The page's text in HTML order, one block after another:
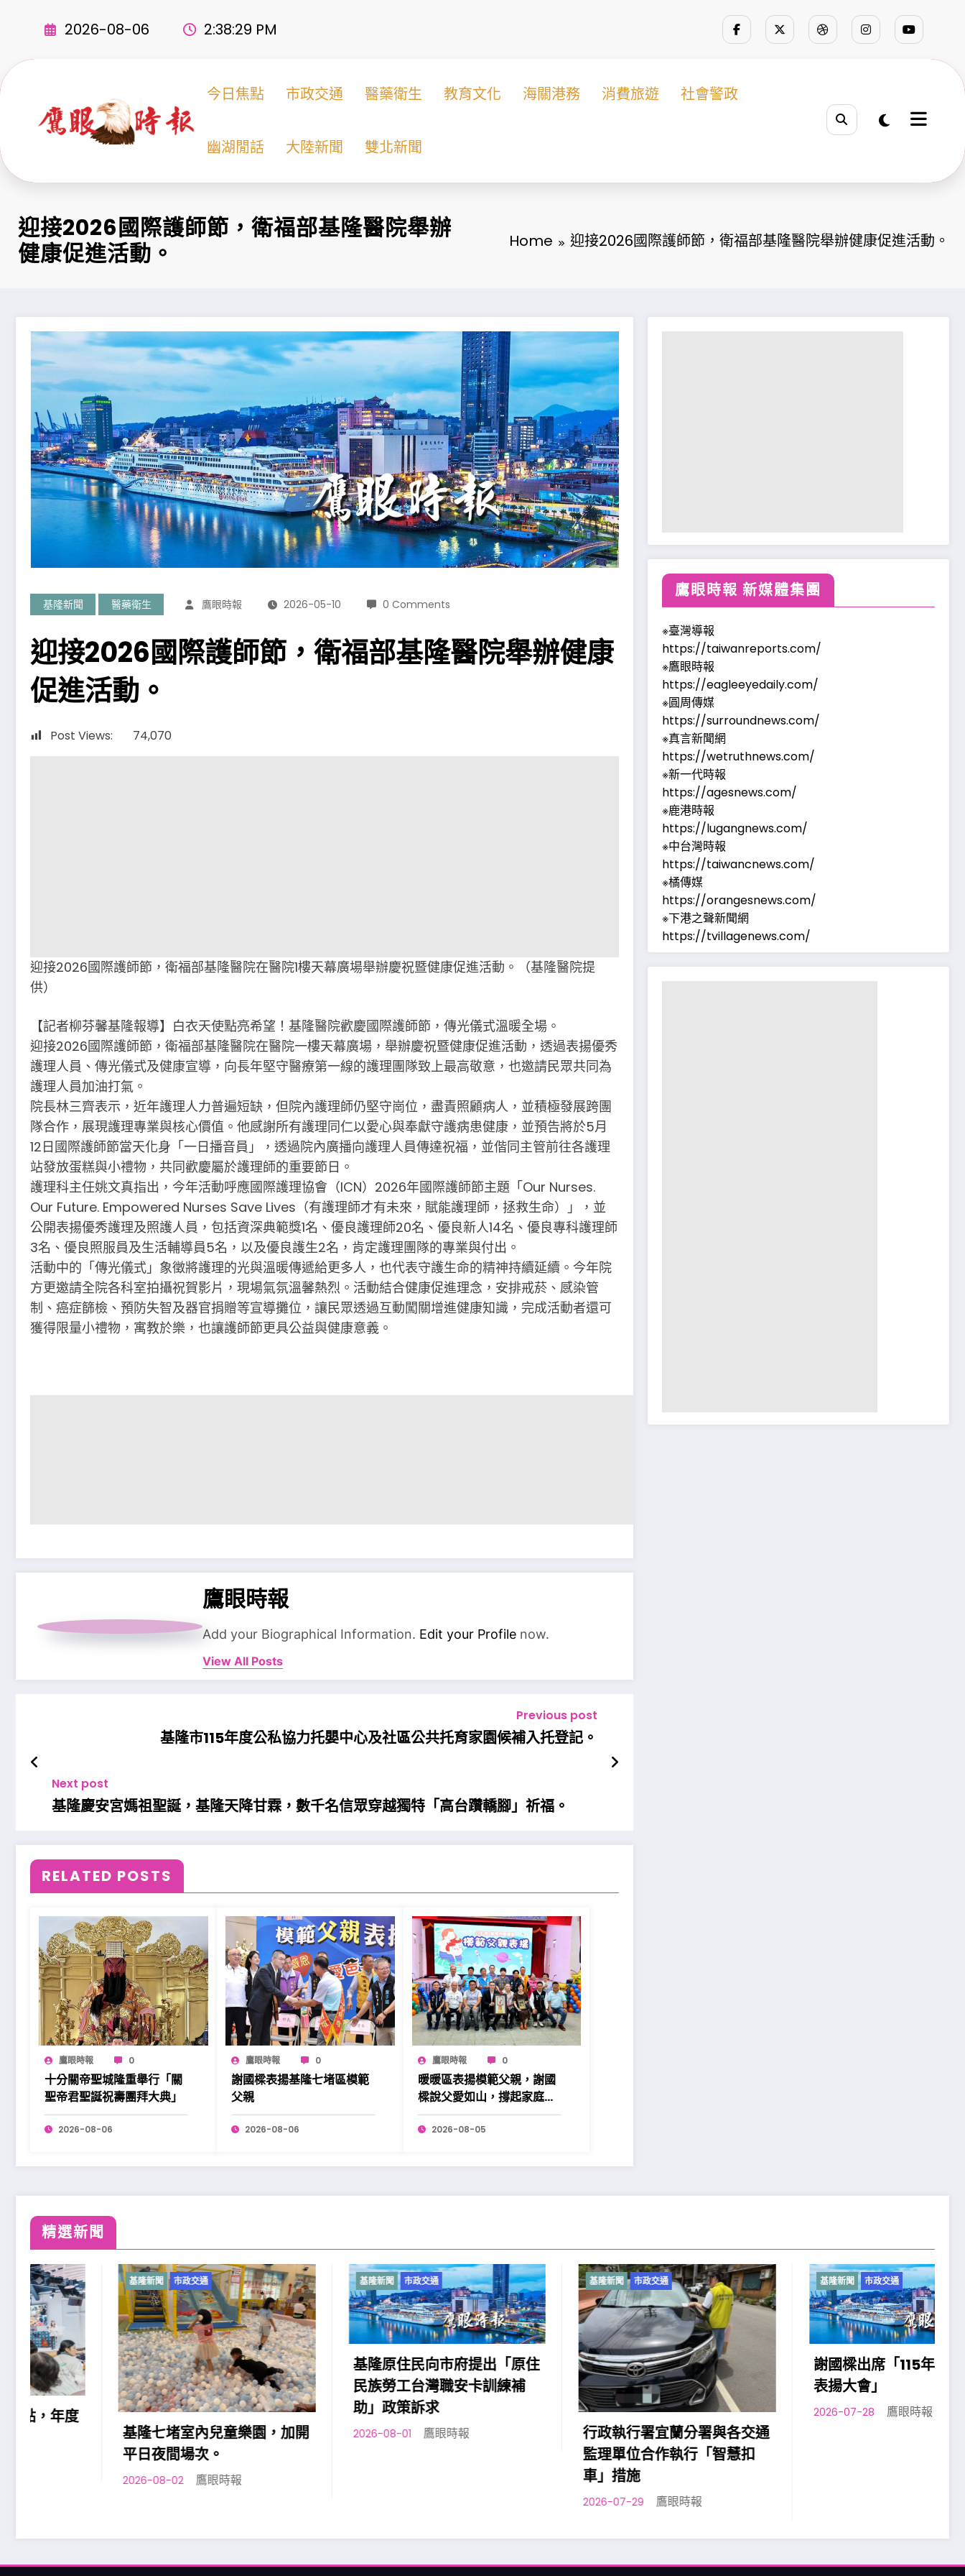
2026-08-06 2:38:30 PM
今日焦點 市政交通 醫藥衛生 教育文化 海關港務 消費旅遊 社會警政
幽湖閒話 大陸新聞 雙北新聞
迎接2026國際護師節，衛福部基隆醫院舉辦
健康促進活動。
Home 迎接2026國際護師節，衛福部基隆醫院舉辦健康促進活動。
基隆新聞 醫藥衛生 鷹眼時報 2026-05-10 0 Comments
迎接2026國際護師節，衛福部基隆醫院舉辦健康
促進活動。
Post Views: 74,070
迎接2026國際護師節，衛福部基隆醫院在醫院1樓天幕廣場舉辦慶祝暨健康促進活動。（基隆醫院提
供）
【記者柳芬馨基隆報導】白衣天使點亮希望！基隆醫院歡慶國際護師節，傳光儀式溫暖全場。
迎接2026國際護師節，衛福部基隆醫院在醫院一樓天幕廣場，舉辦慶祝暨健康促進活動，透過表揚優秀
護理人員、傳光儀式及健康宣導，向長年堅守醫療第一線的護理團隊致上最高敬意，也邀請民眾共同為
護理人員加油打氣。
院長林三齊表示，近年護理人力普遍短缺，但院內護理師仍堅守崗位，盡責照顧病人，並積極發展跨團
隊合作，展現護理專業與核心價值。他感謝所有護理同仁以愛心與奉獻守護病患健康，並預告將於5月
12日國際護師節當天化身「一日播音員」，透過院內廣播向護理人員傳達祝福，並偕同主管前往各護理
站發放蛋糕與小禮物，共同歡慶屬於護理師的重要節日。
護理科主任姚文真指出，今年活動呼應國際護理協會（ICN）2026年國際護師節主題「Our Nurses.
Our Future. Empowered Nurses Save Lives（有護理師才有未來，賦能護理師，拯救生命）」，並
公開表揚優秀護理及照護人員，包括資深典範獎1名、優良護理師20名、優良新人14名、優良專科護理師
3名、優良照服員及生活輔導員5名，以及優良護生2名，肯定護理團隊的專業與付出。
活動中的「傳光儀式」象徵將護理的光與溫暖傳遞給更多人，也代表守護生命的精神持續延續。今年院
方更邀請全院各科室拍攝祝賀影片，現場氣氛溫馨熱烈。活動結合健康促進理念，安排戒菸、感染管
制、癌症篩檢、預防失智及器官捐贈等宣導攤位，讓民眾透過互動闖關增進健康知識，完成活動者還可
獲得限量小禮物，寓教於樂，也讓護師節更具公益與健康意義。
鷹眼時報
Add your Biographical Information. Edit your Profile now.
View All Posts
Previous post
基隆市115年度公私協力托嬰中心及社區公共托育家園候補入托登記。
Next post
基隆慶安宮媽祖聖誕，基隆天降甘霖，數千名信眾穿越獨特「高台躦轎腳」祈福。
RELATED POSTS
鷹眼時報 0
十分關帝聖城隆重舉行「關
聖帝君聖誕祝壽團拜大典」
2026-08-06
鷹眼時報 0
謝國樑表揚基隆七堵區模範
父親
2026-08-06
鷹眼時報 0
暖暖區表揚模範父親，謝國
樑說父愛如山，撐起家庭也
溫暖社會。
2026-08-05
鷹眼時報 新媒體集團
※臺灣導報
https://taiwanreports.com/
※鷹眼時報
https://eagleeyedaily.com/
※圓周傳媒
https://surroundnews.com/
※真言新聞網
https://wetruthnews.com/
※新一代時報
https://agesnews.com/
※鹿港時報
https://lugangnews.com/
※中台灣時報
https://taiwancnews.com/
※橘傳媒
https://orangesnews.com/
※下港之聲新聞網
https://tvillagenews.com/
精選新聞
基隆新聞 市政交通
基隆七堵室內兒童樂園，加開
平日夜間場次。
鷹眼時報
基隆新聞 市政交通
基隆原住民向市府提出「原住
民族勞工台灣職安卡訓練補
助」政策訴求
2026-08-01 鷹眼時報
基隆新聞 市政交通
行政執行署宜蘭分署與各交通
監理單位合作執行「智慧扣
鷹眼時報
基隆新聞 市政交通
謝國樑出席「115年模範父親
表揚大會」
2026-07-28 鷹眼時報